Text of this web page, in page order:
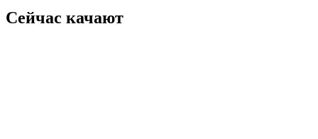
Сейчас качают